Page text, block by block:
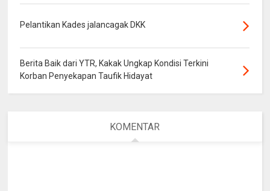
Pelantikan Kades jalancagak DKK
Berita Baik dari YTR, Kakak Ungkap Kondisi Terkini
Korban Penyekapan Taufik Hidayat
KOMENTAR
×